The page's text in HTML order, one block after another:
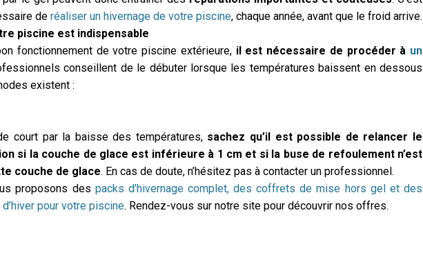
de réaliser un hivernage de votre piscine, chaque année, avant que le froid arrive.
piscine est indispensable
fonctionnement de votre piscine extérieure,il est nécessaire de procéder à un
conseillent de le débuter lorsque les températures baissent en dessous
existent :
court par la baisse des températures, sachez qu’il est possible de relancer le
si la couche de glace est inférieure à 1 cm et si la buse de refoulement n’est
couche de glace. En cas de doute, n’hésitez pas à contacter un professionnel.
proposons des packs d’hivernage complet, des coffrets de mise hors gel et des
pour votre piscine. Rendez-vous sur notre site pour découvrir nos offres.